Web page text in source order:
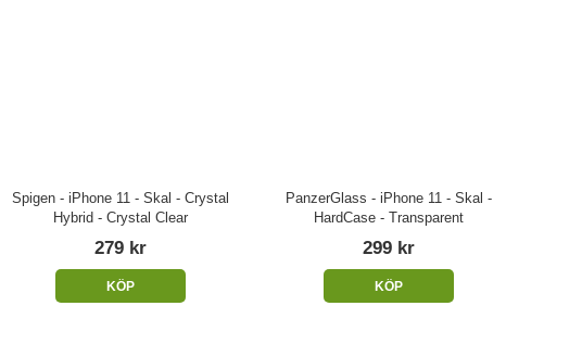
Spigen - iPhone 11 - Skal - Crystal
Hybrid - Crystal Clear
279 kr
KÖP
PanzerGlass - iPhone 11 - Skal -
HardCase - Transparent
299 kr
KÖP